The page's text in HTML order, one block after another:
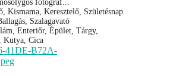
fotográf...
Kismama, Keresztelő, Születésnap
Szalagavató
Enteriőr, Épület, Tárgy,
Kutya, Cica